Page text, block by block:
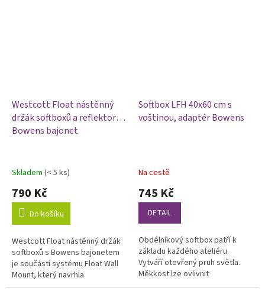
Westcott Float nástěnný
držák softboxů a reflektorů -
Bowens bajonet
Skladem (< 5 ks)
790 Kč
Do košíku
Westcott Float nástěnný držák
softboxů s Bowens bajonetem
je součástí systému Float Wall
Mount, který navrhla
světoznámá fotografka Lindsay
Softbox LFH 40x60 cm s
voštinou, adaptér Bowens
Na cestě
745 Kč
DETAIL
Obdélníkový softbox patří k
základu každého ateliéru.
Vytváří otevřený pruh světla.
Měkkost lze ovlivnit
odnímatelnými difuzními